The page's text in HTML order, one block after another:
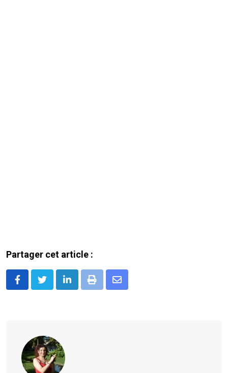
Partager cet article :
LinkedInPrint
Share